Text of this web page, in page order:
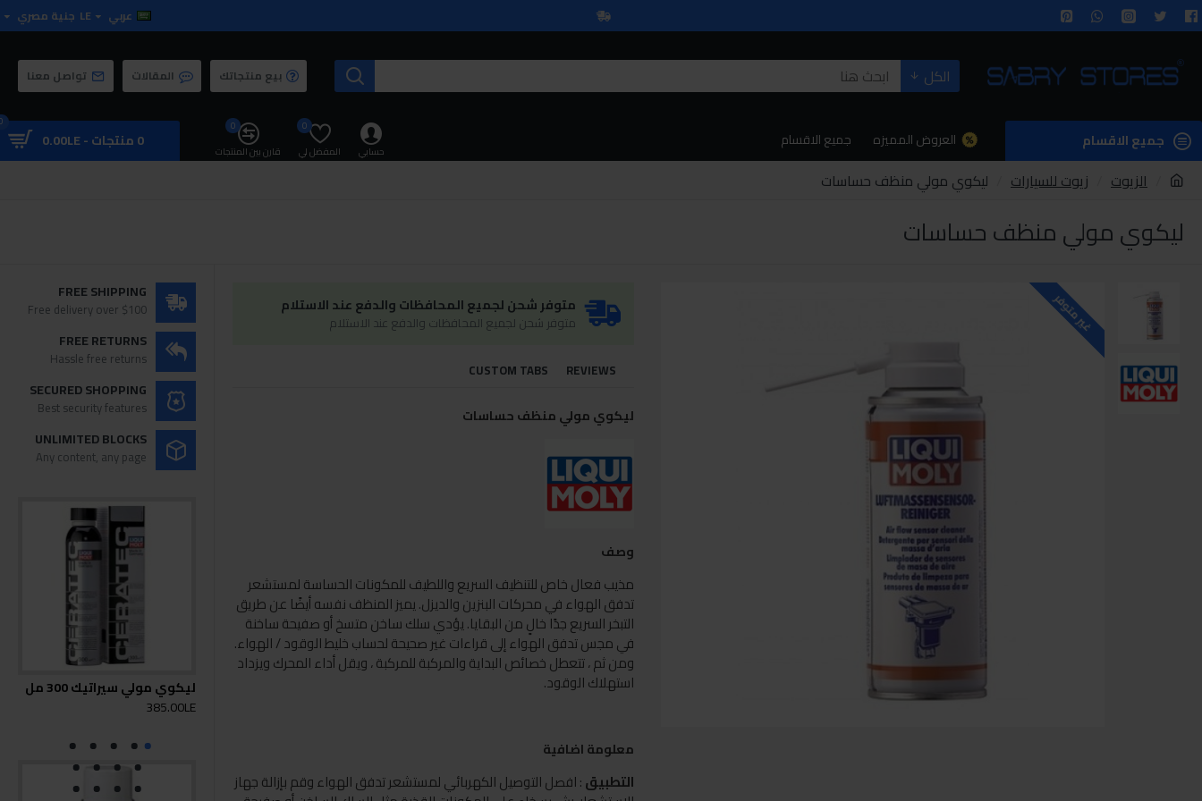
عربي LE جنية مصري
الكل بيع منتجاتك المقالات تواصل معنا
جميع الاقسام العروض المميزه جميع الاقسام
حسابي المفضل لي
0
قارن بين المنتجات
0
0 منتجات - 0.00LE
الزيوت زيوت للسيارات ليكوي مولي منظف حساسات
ليكوي مولي منظف حساسات
غير متوفر متوفر شحن لجميع المحافظات والدفع عند الاستلام
متوفر شحن لجميع المحافظات والدفع عند الاستلام
REVIEWS
CUSTOM TABS
ليكوي مولي منظف حساسات
وصف
مذيب فعال خاص للتنظيف السريع واللطيف للمكونات الحساسة لمستشعر
تدفق الهواء في محركات البنزين والديزل. يميز المنظف نفسه أيضًا عن طريق
التبخر السريع جدًا خالٍ من البقايا. يؤدي سلك ساخن متسخ أو صفيحة ساخنة
في مجس تدفق الهواء إلى قراءات غير صحيحة لحساب خليط الوقود / الهواء.
ومن ثم ، تتعطل خصائص البداية والمركبة للمركبة ، ويقل أداء المحرك ويزداد
استهلاك الوقود.
معلومة اضافية
التطبيق: افصل التوصيل الكهربائي لمستشعر تدفق الهواء وقم بإزالة جهاز
FREE SHIPPING
Free delivery over $100
FREE RETURNS
Hassle free returns
SECURED SHOPPING
Best security features
UNLIMITED BLOCKS
Any content, any page
ليكوي مولي سيراتيك 300 مل
385.00LE